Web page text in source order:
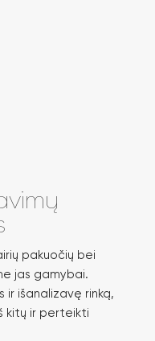
pakuočių bei
jas gamybai.
ir išanalizavę rinką,
kitų ir perteikti